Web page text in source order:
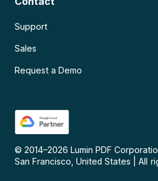
Support
Sales
Request a Demo
© 2014–2026 Lumin PDF
San Francisco, United States
All